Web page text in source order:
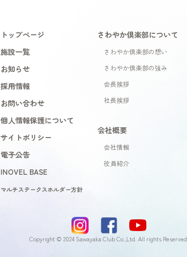
トップページ
施設一覧
お知らせ
採用情報
お問い合わせ
個人情報保護について
サイトポリシー
電子公告
INOVEL BASE
マルチステークスホルダー方針
さわやか倶楽部について
さわやか倶楽部の想い
さわやか倶楽部の強み
会長挨拶
社長挨拶
会社概要
会社情報
役員紹介
Copyright © 2024 Sawayaka Club Co.,Ltd. All rights Reserved.